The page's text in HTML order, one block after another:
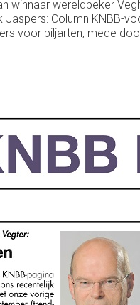
winnaar wereldbeker
Column KNBB-
voor biljarten, mede